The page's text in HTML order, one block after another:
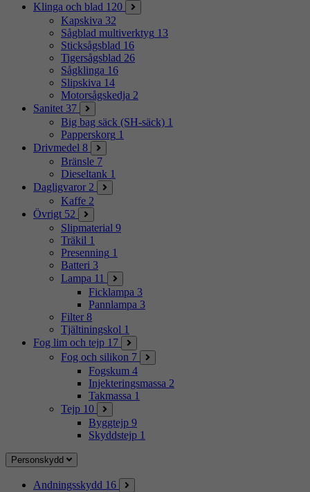
Klinga och blad 120
Kapskiva 32
Sågblad multiverktyg 13
Sticksågsblad 16
Tigersågsblad 26
Sågklinga 16
Slipskiva 14
Motorsågskedja 2
Sanitet 37
Big bag säck (SH-säck) 1
Papperskorg 1
Drivmedel 8
Bränsle 7
Dieseltank 1
Dagligvaror 2
Kaffe 2
Övrigt 52
Slipmaterial 9
Träkil 1
Presenning 1
Batteri 3
Lampa 11
Ficklampa 3
Pannlampa 3
Filter 8
Tjältiningskol 1
Fog lim och tejp 17
Fog och silikon 7
Fogskum 4
Injekteringsmassa 2
Takmassa 1
Tejp 10
Byggtejp 9
Skyddstejp 1
Personskydd
Andningsskydd 16